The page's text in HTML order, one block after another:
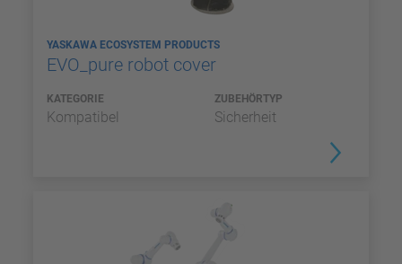
YASKAWA ECOSYSTEM PRODUCTS
EVO_pure robot cover
KATEGORIE
Kompatibel
ZUBEHÖRTYP
Sicherheit